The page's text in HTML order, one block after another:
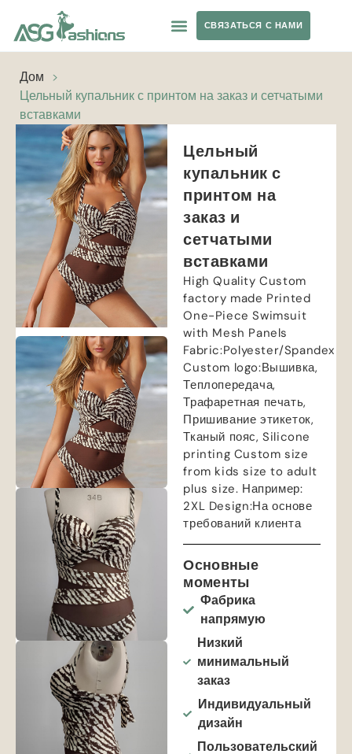
СВЯЗАТЬСЯ С НАМИ
Дом >
Цельный купальник с принтом на заказ и сетчатыми
вставками
Цельный
купальник с
принтом на
заказ и
сетчатыми
вставками
High Quality Custom
factory made Printed
One-Piece Swimsuit
with Mesh Panels
Fabric:Polyester/Spandex
Custom logo:Вышивка,
Теплопередача,
Трафаретная печать,
Пришивание этикеток,
Тканый пояс,Silicone
printing Custom size
from kids size to adult
plus size. Например:
2XL Design:На основе
требований клиента
Основные
моменты
Фабрика
напрямую
Низкий
минимальный
заказ
Индивидуальный
дизайн
Пользовательский